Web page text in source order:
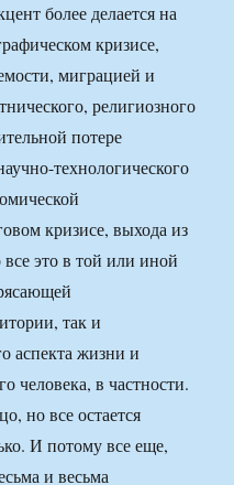
более делается на
кризисе,
миграцией и
религиозного
потере
технологического
кризисе, выхода из
это в той или иной
так и
аспекта жизни и
человека, в частности.
но все остается
И потому все еще,
и весьма